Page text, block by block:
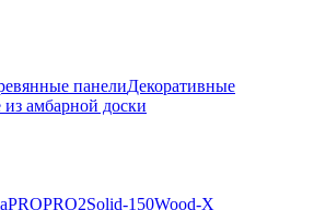
панелиДекоративные
амбарной доски
PROPRO2Solid-150Wood-X